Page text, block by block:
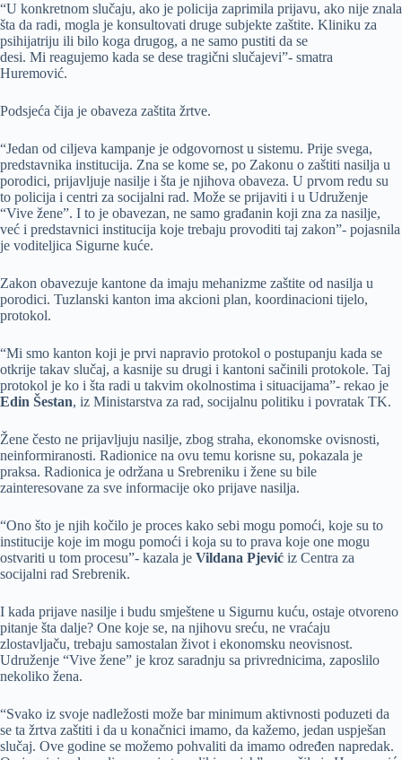
“U konkretnom slučaju, ako je policija zaprimila prijavu, ako nije znala
šta da radi, mogla je konsultovati druge subjekte zaštite. Kliniku za
psihijatriju ili bilo koga drugog, a ne samo pustiti da se
desi. Mi reagujemo kada se dese tragični slučajevi”- smatra
Huremović.
Podsjeća čija je obaveza zaštita žrtve.
“Jedan od ciljeva kampanje je odgovornost u sistemu. Prije svega,
predstavnika institucija. Zna se kome se, po Zakonu o zaštiti nasilja u
porodici, prijavljuje nasilje i šta je njihova obaveza. U prvom redu su
to policija i centri za socijalni rad. Može se prijaviti i u Udruženje
“Vive žene”. I to je obavezan, ne samo građanin koji zna za nasilje,
već i predstavnici institucija koje trebaju provoditi taj zakon”- pojasnila
je voditeljica Sigurne kuće.
Zakon obavezuje kantone da imaju mehanizme zaštite od nasilja u
porodici. Tuzlanski kanton ima akcioni plan, koordinacioni tijelo,
protokol.
“Mi smo kanton koji je prvi napravio protokol o postupanju kada se
otkrije takav slučaj, a kasnije su drugi i kantoni sačinili protokole. Taj
protokol je ko i šta radi u takvim okolnostima i situacijama”- rekao je
Edin Šestan, iz Ministarstva za rad, socijalnu politiku i povratak TK.
Žene često ne prijavljuju nasilje, zbog straha, ekonomske ovisnosti,
neinformiranosti. Radionice na ovu temu korisne su, pokazala je
praksa. Radionica je održana u Srebreniku i žene su bile
zainteresovane za sve informacije oko prijave nasilja.
“Ono što je njih kočilo je proces kako sebi mogu pomoći, koje su to
institucije koje im mogu pomoći i koja su to prava koje one mogu
ostvariti u tom procesu”- kazala je Vildana Pjević iz Centra za
socijalni rad Srebrenik.
I kada prijave nasilje i budu smještene u Sigurnu kuću, ostaje otvoreno
pitanje šta dalje? One koje se, na njihovu sreću, ne vraćaju
zlostavljaču, trebaju samostalan život i ekonomsku neovisnost.
Udruženje “Vive žene” je kroz saradnju sa privrednicima, zaposlilo
nekoliko žena.
“Svako iz svoje nadležosti može bar minimum aktivnosti poduzeti da
se ta žrtva zaštiti i da u konačnici imamo, da kažemo, jedan uspješan
slučaj. Ove godine se možemo pohvaliti da imamo određen napredak.